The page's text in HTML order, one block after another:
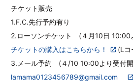
チケット販売
1.F.C.先行予約有り
2.ローソンチケット (４月10日 10:00
チケットの購入はこちらから！
(Lコ
3.メール予約 (４/10 10:00より受付
lamama0123456789@gmail.com